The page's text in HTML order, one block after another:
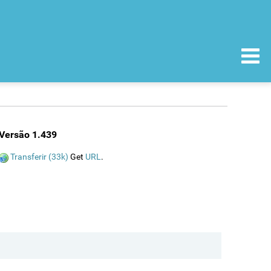
1.439
Transferir (33k) Get URL.